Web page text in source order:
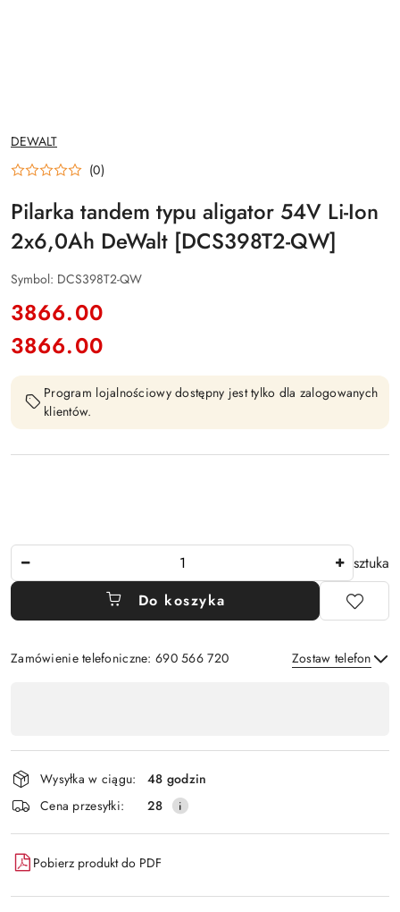
NAZWA
PRODUCENTA:
DEWALT
(0)
Pilarka tandem typu aligator 54V Li-Ion
2x6,0Ah DeWalt [DCS398T2-QW]
Symbol: DCS398T2-QW
cena:
3866.00
Cena:
3866.00
Program lojalnościowy dostępny jest tylko dla zalogowanych
klientów.
sztuka
Do koszyka
Zamówienie telefoniczne: 690 566 720 Zostaw telefon
płatność
i
dostawa
Wysyłka w ciągu:
48 godzin
Cena przesyłki:
28
Pobierz produkt do PDF